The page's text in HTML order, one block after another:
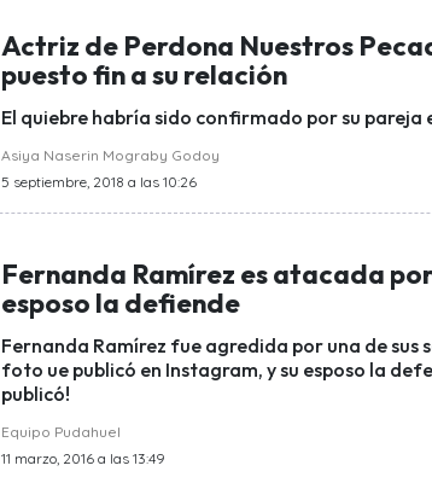
Actriz de Perdona Nuestros
puesto fin a su relación
El quiebre habría sido confirmado por su pareja
Asiya Naserin Mograby Godoy
5 septiembre, 2018 a las 10:26
Fernanda Ramírez es atacada
esposo la defiende
Fernanda Ramírez fue agredida por una de sus
foto ue publicó en Instagram, y su esposo la
publicó!
Equipo Pudahuel
11 marzo, 2016 a las 13:49